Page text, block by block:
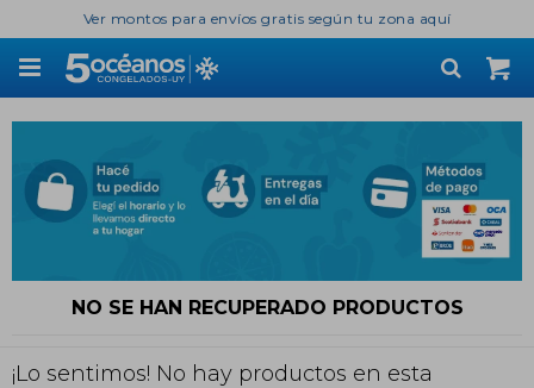
Ver montos para envíos gratis según tu zona aquí

NO SE HAN RECUPERADO PRODUCTOS
¡Lo sentimos! No hay productos en esta